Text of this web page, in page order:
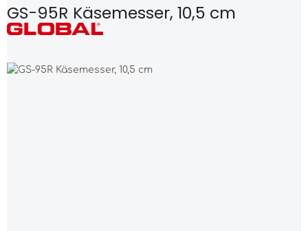
GS-95R Käsemesser, 10,5 cm
Bildergalerie überspringen